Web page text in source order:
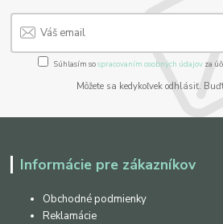
Súhlasím sospracovaním osobných údajov za
Môžete sa kedykoľvek odhlásiť.
Informácie pre zákazníkov
Obchodné podmienky
Reklamácie